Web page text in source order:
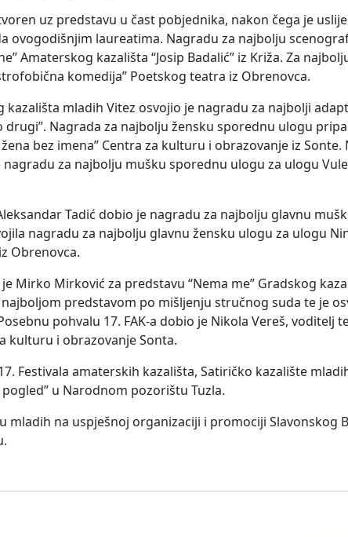
uz predstavu u čast pobjednika, nakon čega je
ovogodišnjim laureatima. Nagradu za najbolju
Amaterskog kazališta “Josip Badalić” iz Križa. Za
komedija” Poetskog teatra iz Obrenovca.
kazališta mladih Vitez osvojio je nagradu za najbolji
drugi”. Nagrada za najbolju žensku sporednu ulogu
bez imena” Centra za kulturu i obrazovanje iz
za najbolju mušku sporednu ulogu za ulogu
Tadić dobio je nagradu za najbolju glavnu
nagradu za najbolju glavnu žensku ulogu za ulogu
Obrenovca.
Mirko Mirković za predstavu “Nema me” Gradskog
predstavom po mišljenju stručnog suda te je
pohvalu 17. FAK-a dobio je Nikola Vereš, voditelj
kulturu i obrazovanje Sonta.
Festivala amaterskih kazališta, Satiričko kazalište
u Narodnom pozorištu Tuzla.
mladih na uspješnoj organizaciji i promociji Slavonskog